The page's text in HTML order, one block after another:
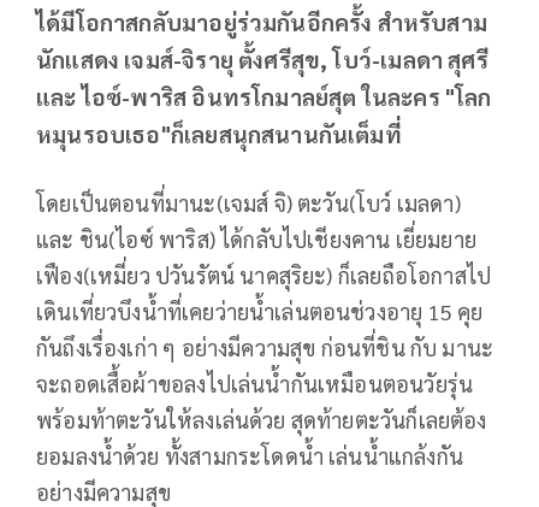
ได้มีโอกาสกลับมาอยู่ร่วมกันอีกครั้ง สำหรับสาม
นักแสดง เจมส์-จิรายุ ตั้งศรีสุข, โบว์-เมลดา สุศรี
และ ไอซ์-พาริส อินทรโกมาลย์สุต ในละคร "โลก
หมุนรอบเธอ"ก็เลยสนุกสนานกันเต็มที่
โดยเป็นตอนที่มานะ(เจมส์ จิ) ตะวัน(โบว์ เมลดา)
และ ชิน(ไอซ์ พาริส) ได้กลับไปเชียงคาน เยี่ยมยาย
เฟือง(เหมี่ยว ปวันรัตน์ นาคสุริยะ) ก็เลยถือโอกาสไป
เดินเที่ยวบึงน้ำที่เคยว่ายน้ำเล่นตอนช่วงอายุ 15 คุย
กันถึงเรื่องเก่า ๆ อย่างมีความสุข ก่อนที่ชิน กับ มานะ
จะถอดเสื้อผ้าขอลงไปเล่นน้ำกันเหมือนตอนวัยรุ่น
พร้อมท้าตะวันให้ลงเล่นด้วย สุดท้ายตะวันก็เลยต้อง
ยอมลงน้ำด้วย ทั้งสามกระโดดน้ำ เล่นน้ำแกล้งกัน
อย่างมีความสุข